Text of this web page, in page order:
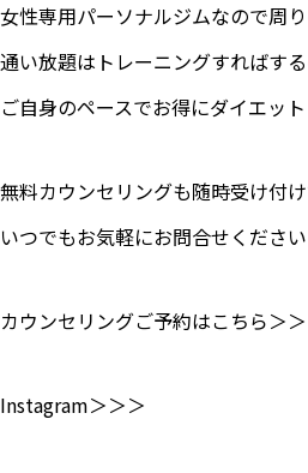
女性専用パーソナルジムなので周
通い放題はトレーニングすればす
ご自身のペースでお得にダイエット
無料カウンセリングも随時受け付け
いつでもお気軽にお問合せください
カウンセリングご予約はこちら＞
Instagram＞＞＞